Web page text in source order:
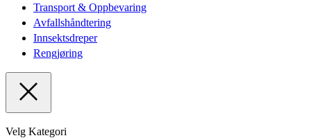
Transport & Oppbevaring
Avfallshåndtering
Innsektsdreper
Rengjøring
Velg Kategori